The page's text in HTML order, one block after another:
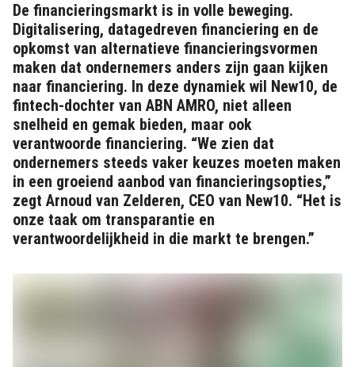
De financieringsmarkt is in volle beweging.
Digitalisering, datagedreven financiering en de
opkomst van alternatieve financieringsvormen
maken dat ondernemers anders zijn gaan kijken
naar financiering. In deze dynamiek wil New10, de
fintech-dochter van ABN AMRO, niet alleen
snelheid en gemak bieden, maar ook
verantwoorde financiering. “We zien dat
ondernemers steeds vaker keuzes moeten maken
in een groeiend aanbod van financieringsopties,”
zegt Arnoud van Zelderen, CEO van New10. “Het is
onze taak om transparantie en
verantwoordelijkheid in die markt te brengen.”